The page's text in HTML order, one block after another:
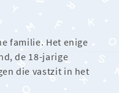
familie. Het enige
de 18-jarige
die vastzit in het